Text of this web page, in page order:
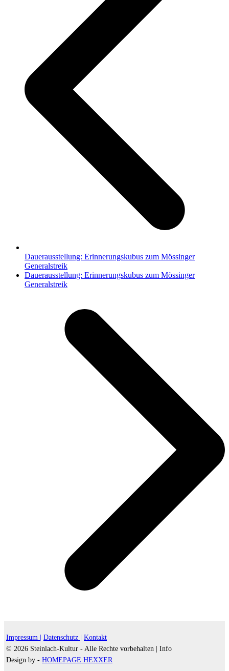
Dauerausstellung: Erinnerungskubus zum Mössinger
Generalstreik
Nächster
Beitrag:
Dauerausstellung: Erinnerungskubus zum Mössinger
Generalstreik
Impressum | Datenschutz |
Kontakt
© 2026 Steinlach-Kultur - Alle Rechte vorbehalten |
Info
Design by - HOMEPAGE HEXXER